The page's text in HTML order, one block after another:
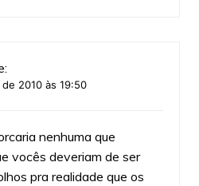
2010 às 19:50
nenhuma que
vocês deveriam de ser
pra realidade que os